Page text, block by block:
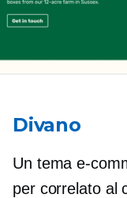
Divano
Un tema e-
per correlato al